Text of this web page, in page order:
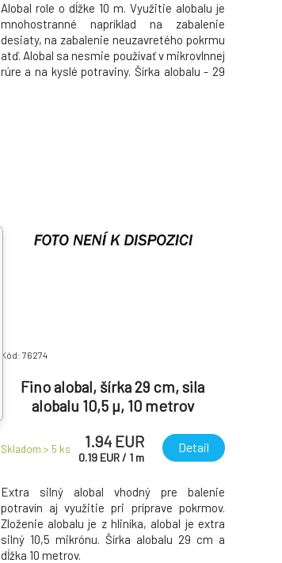
Alobal role o dĺžke 10 m. Využitie alobalu je
mnohostranné napríklad na zabalenie
desiaty, na zabalenie neuzavretého pokrmu
atď. Alobal sa nesmie používať v mikrovlnnej
rúre a na kyslé potraviny. Šírka alobalu - 29
Kód: 76274
Fino alobal, šírka 29 cm, sila
alobalu 10,5 µ, 10 metrov
Skladom > 5 ks 1.94 EUR
0.19 EUR/ 1 m
Detail
Extra silný alobal vhodný pre balenie
potravín aj využitie pri príprave pokrmov.
Zloženie alobalu je z hliníka, alobal je extra
silný 10,5 mikrónu. Šírka alobalu 29 cm a
dĺžka 10 metrov.